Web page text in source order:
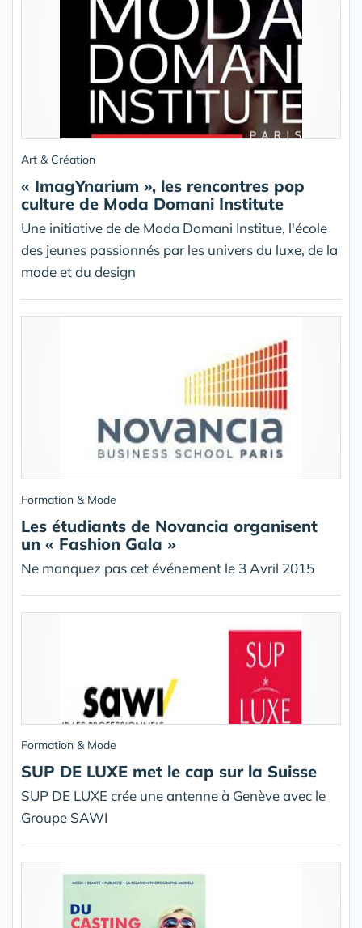
Art & Création
« ImagYnarium », les rencontres pop
culture de Moda Domani Institute
Une initiative de de Moda Domani Institue, l'école
des jeunes passionnés par les univers du luxe, de la
mode et du design
Formation & Mode
Les étudiants de Novancia organisent
un « Fashion Gala »
Ne manquez pas cet événement le 3 Avril 2015
Formation & Mode
SUP DE LUXE met le cap sur la Suisse
SUP DE LUXE crée une antenne à Genève avec le
Groupe SAWI